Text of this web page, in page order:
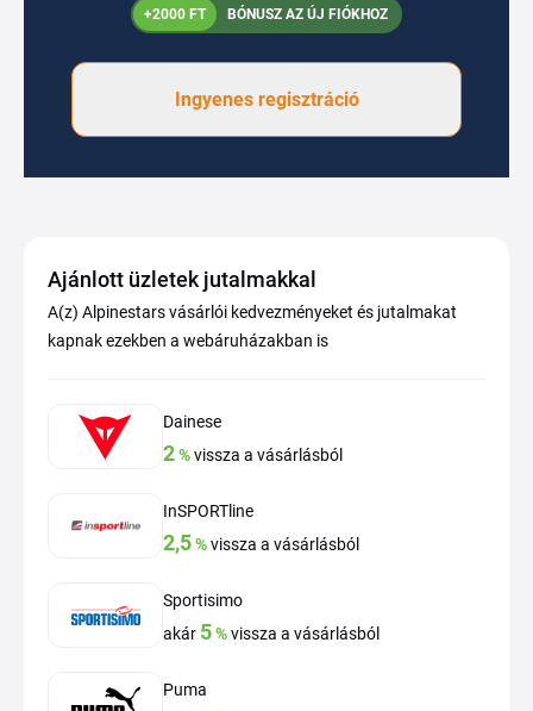
+2000 FT BÓNUSZ AZ ÚJ FIÓKHOZ
Ingyenes regisztráció
Ajánlott üzletek jutalmakkal
A(z) Alpinestars vásárlói kedvezményeket és jutalmakat
kapnak ezekben a webáruházakban is
Dainese
2%vissza a vásárlásból
InSPORTline
2,5%vissza a vásárlásból
Sportisimo
akár 5%vissza a vásárlásból
Puma